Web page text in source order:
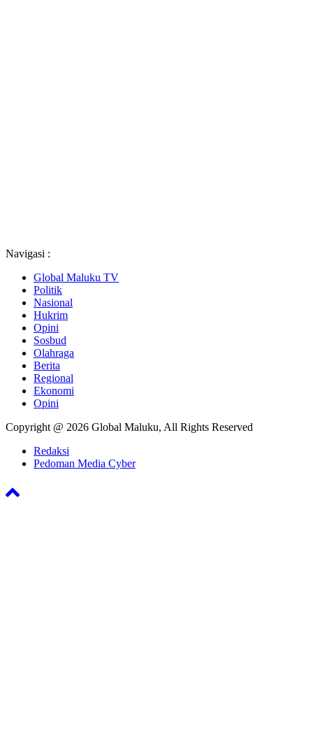
Navigasi :
Global Maluku TV
Politik
Nasional
Hukrim
Opini
Sosbud
Olahraga
Berita
Regional
Ekonomi
Opini
Copyright @ 2026 Global Maluku, All Rights Reserved
Redaksi
Pedoman Media Cyber